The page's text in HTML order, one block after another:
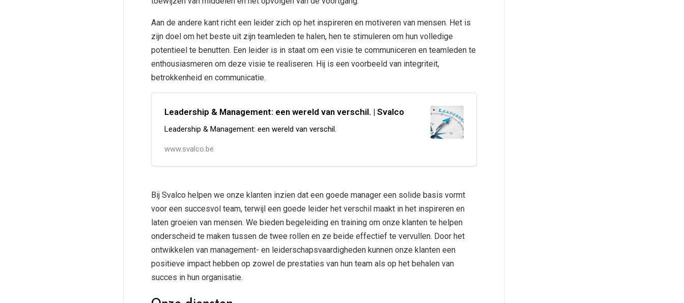
Aan de andere kant richt een leider zich op het inspireren en motiveren van mensen. Het is
zijn doel om het beste uit zijn teamleden te halen, hen te stimuleren om hun volledige
potentieel te benutten. Een leider is in staat om een visie te communiceren en teamleden te
enthousiasmeren om deze visie te realiseren. Hij is een voorbeeld van integriteit,
betrokkenheid en communicatie.
Leadership & Management: een wereld van verschil. | Svalco
Leadership & Management: een wereld van verschil.
www.svalco.be
Bij Svalco helpen we onze klanten inzien dat een goede manager een solide basis vormt
voor een succesvol team, terwijl een goede leider het verschil maakt in het inspireren en
laten groeien van mensen. We bieden begeleiding en training om onze klanten te helpen
onderscheid te maken tussen de twee rollen en ze beide effectief te vervullen. Door het
ontwikkelen van management- en leiderschapsvaardigheden kunnen onze klanten een
positieve impact hebben op zowel de prestaties van hun team als op het behalen van
succes in hun organisatie.